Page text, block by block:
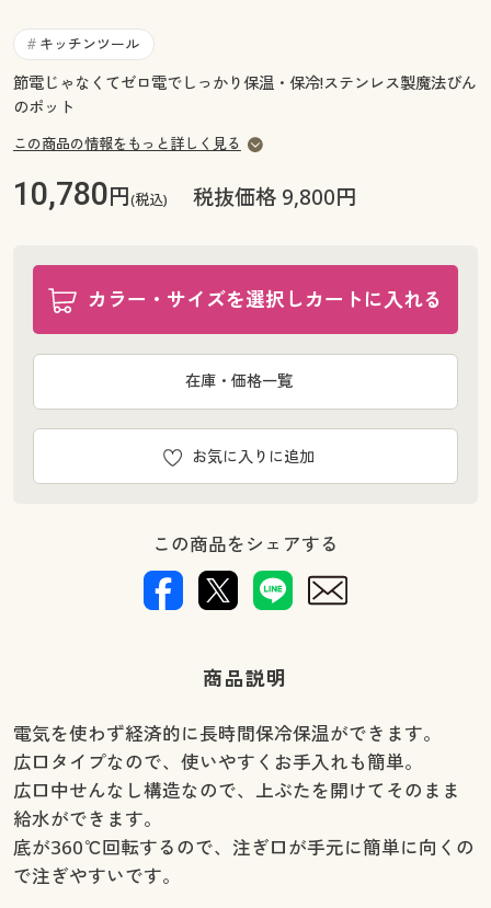
閲覧履歴
お気に入り
サポート
ご利用ガイド
サポート
ご利用ガイド
よくある質問とお問い合わせ
# キッチンツール
節電じゃなくてゼロ電でしっかり保温・保冷!ステンレス製魔法びん
のポット
この商品の情報をもっと詳しく見る
10,780円(税込) 税抜価格 9,800円
カラー・サイズを選択しカートに入れる
お気に入りに追加
在庫・価格一覧
この商品をシェアする
商品説明
電気を使わず経済的に長時間保冷保温ができます。
広口タイプなので、使いやすくお手入れも簡単。
広口中せんなし構造なので、上ぶたを開けてそのまま
給水ができます。
底が360℃回転するので、注ぎ口が手元に簡単に向くの
で注ぎやすいです。